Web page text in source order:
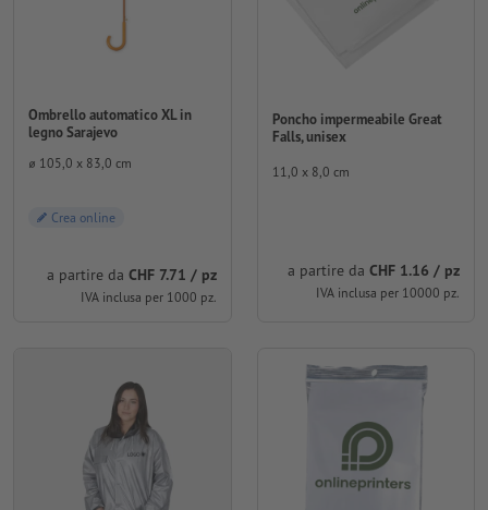
Ombrello automatico XL in
legno Sarajevo
⌀ 105,0 x 83,0 cm
Crea online
a partire da CHF 7.71 / pz
IVA inclusa per 1000 pz.
Poncho impermeabile Great
Falls, unisex
11,0 x 8,0 cm
a partire da CHF 1.16 / pz
IVA inclusa per 10000 pz.